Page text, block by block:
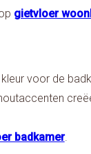
gietvloer
voor de
badkamer.